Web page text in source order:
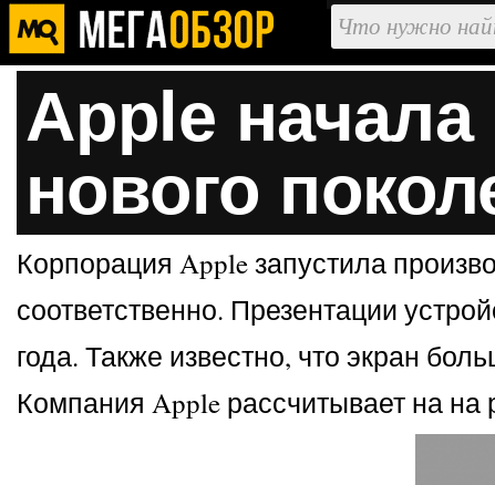
Apple
нового
Корпорация Apple запустила
соответственно. Презентации
года. Также известно, что экран
Компания Apple рассчитывает на